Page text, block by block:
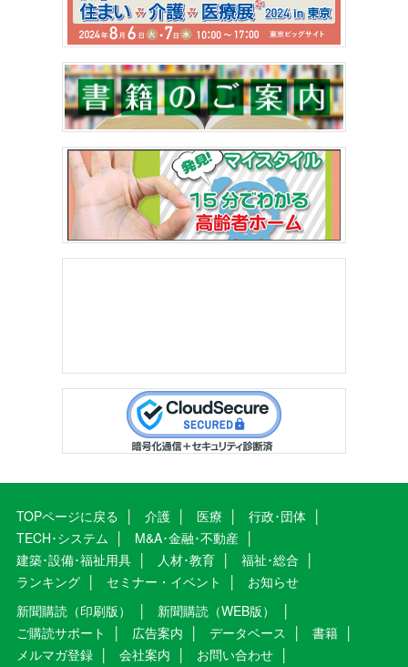
TOPページに戻る 介護 医療
行政･団体
TECH･システム
M&A･金融･不動産
建築･設備･福祉用具
人材･教育
福祉･総合
ランキング
セミナー・イベント
お知らせ
新聞購読（印刷版）
新聞購読（WEB版）
ご購読サポート
広告案内 データベース
書籍
メルマガ登録
会社案内
お問い合わせ